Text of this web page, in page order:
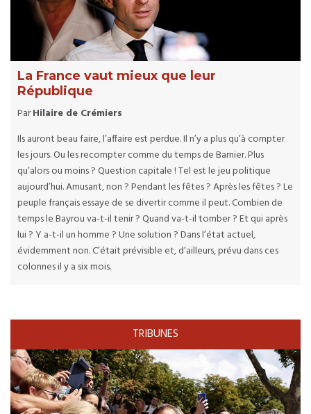
La France vaut mieux que leur
République
ParHilaire de Crémiers
Ils auront beau faire, l’affaire est perdue. Il n’y a plus qu’à compter
les jours. Ou les recompter comme du temps de Barnier. Plus
qu’alors ou moins ? Question capitale ! Tel est le jeu politique
aujourd’hui. Amusant, non ? Pendant les fêtes ? Après les fêtes ? Le
peuple français essaye de se divertir comme il peut. Combien de
temps le Bayrou va-t-il tenir ? Quand va-t-il tomber ? Et qui après
lui ? Y a-t-il un homme ? Une solution ? Dans l’état actuel,
évidemment non. C’était prévisible et, d’ailleurs, prévu dans ces
colonnes il y a six mois.
TRIBUNES